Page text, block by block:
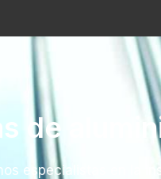
de
especialistas en la